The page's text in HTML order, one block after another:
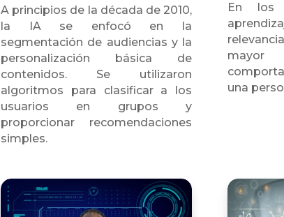
A principios de la década de 2010,
la IA se enfocó en la
segmentación de audiencias y la
personalización básica de
contenidos. Se utilizaron
algoritmos para clasificar a los
usuarios en grupos y
proporcionar recomendaciones
simples.
En los
mayor
una